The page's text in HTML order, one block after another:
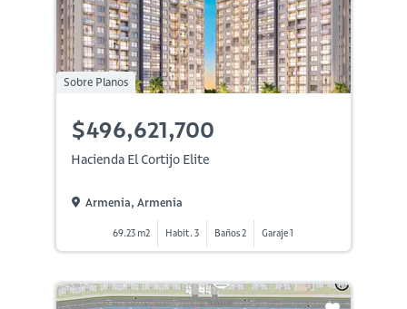
Sobre Planos
$496,621,700
Hacienda El Cortijo Elite
Armenia, Armenia
69.23 m2 Habit. 3 Baños 2 Garaje 1